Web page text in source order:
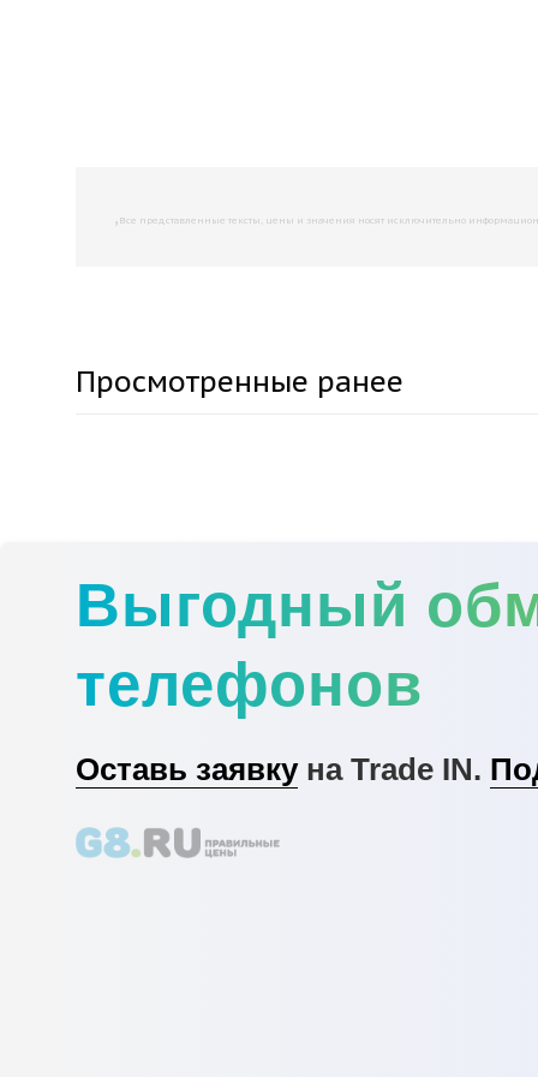
, Все представленные тексты, цены и значения носят исключительно
Просмотренные ранее
Выгодный
телефонов
Оставь заявкуна Trade IN.